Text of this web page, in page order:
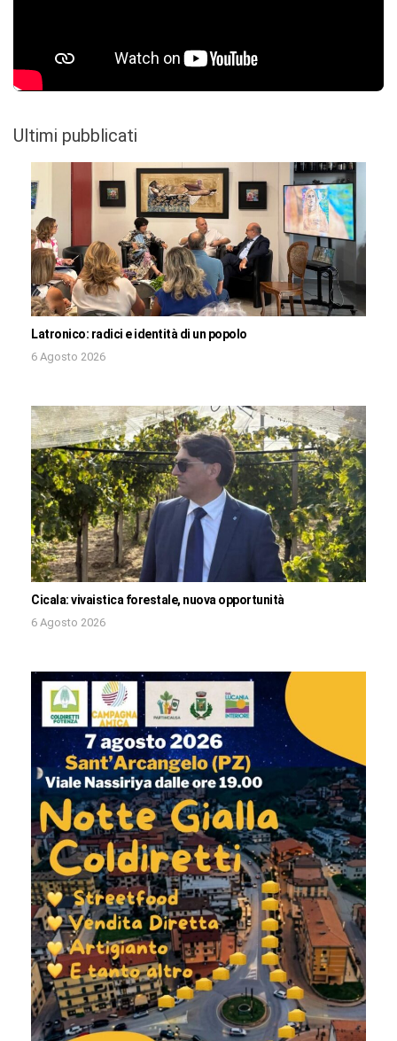
Ultimi pubblicati
Latronico: radici e identità di un popolo
6 Agosto 2026
Cicala: vivaistica forestale, nuova opportunità
6 Agosto 2026